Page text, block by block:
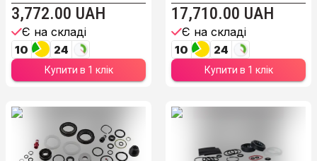
3,772.00 UAH
Є на складі
10 24
Купити в 1 клік
17,710.00 UAH
Є на складі
10 24
Купити в 1 клік